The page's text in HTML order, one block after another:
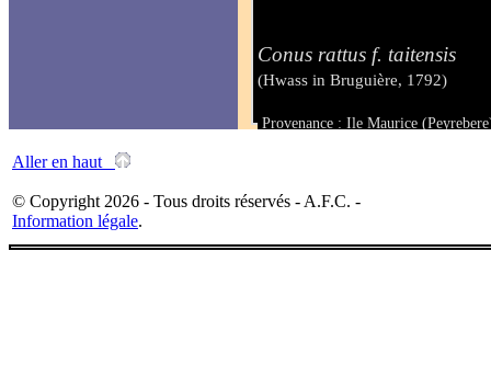
Conus rattus f. taitensis
(Hwass in Bruguière, 1792)
Provenance : Ile Maurice
Aller en haut
© Copyright 2026 - Tous droits réservés - A.F.C. -
Information légale.